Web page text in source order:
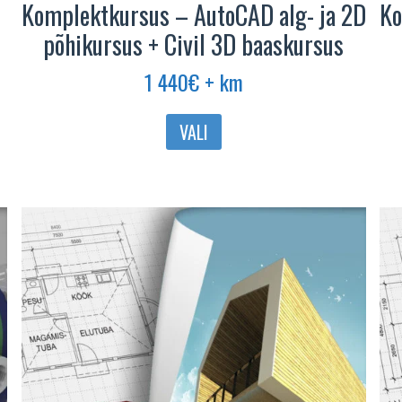
Komplektkursus – AutoCAD alg- ja 2D
põhikursus + Civil 3D baaskursus
1 440€ + km
VALI